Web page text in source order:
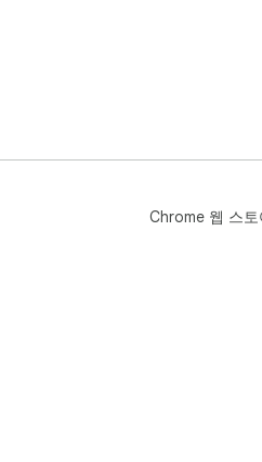
Chrome 웹 스